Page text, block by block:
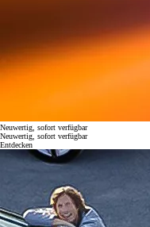
Neuwertig, sofort verfügbar
Neuwertig, sofort verfügbar
Entdecken